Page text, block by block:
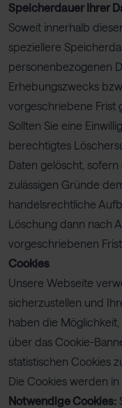
Speicherdauer Ihrer
Soweit innerhalb
speziellere
personenbezogenen
Erhebungszwecks
vorgeschriebene Frist
Sollten Sie eine
berechtigtes
Daten gelöscht,
zulässigen Gründe
handelsrechtliche
Löschung dann nach
vorgeschriebenen Frist.
Cookies
Unsere Webseite
sicherzustellen und
haben die
über das Cookie-
statistischen Cookies
Die Cookies werden
Notwendige Cookies: